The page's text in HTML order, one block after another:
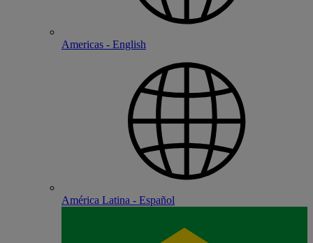
Americas - English
América Latina - Español